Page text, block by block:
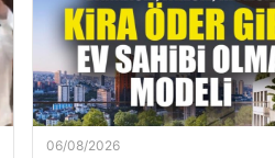
06/08/2026